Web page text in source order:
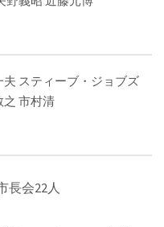
夫 スティーブ・ジョブズ
之 市村清
長会22人